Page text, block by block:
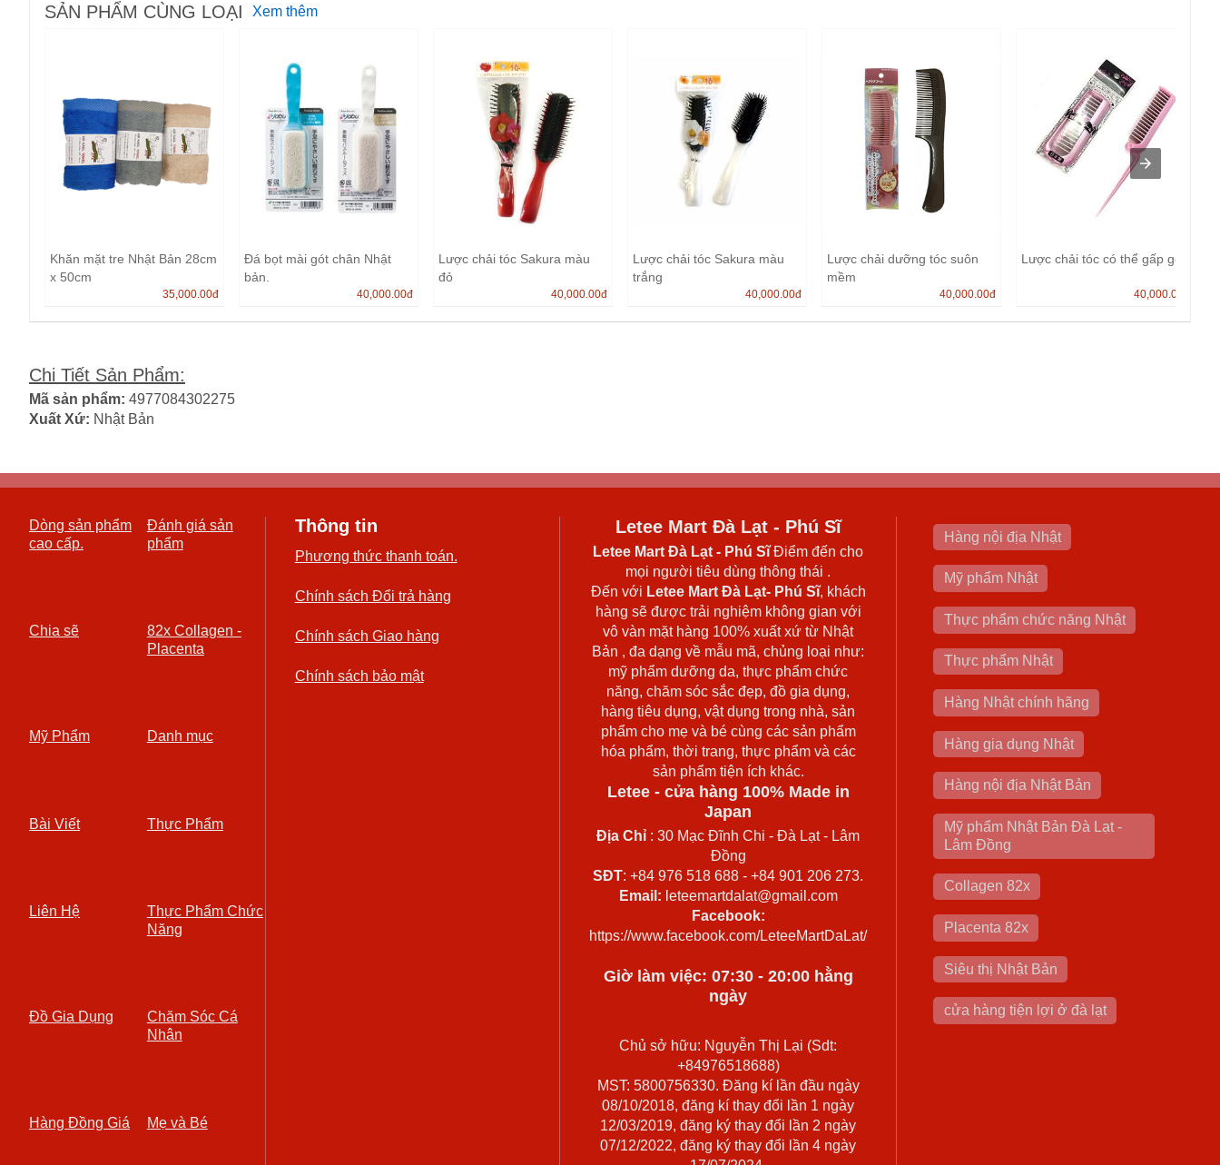
SẢN PHẨM CÙNG LOẠI Xem thêm
Khăn mặt tre Nhật Bản 28cm
x 50cm
35,000.00đ
Đá bọt mài gót chân Nhật
bản.
40,000.00đ
Lược chải tóc Sakura màu
đỏ
40,000.00đ
Lược chải tóc Sakura màu
trắng
40,000.00đ
Lược chải dưỡng tóc suôn
mềm
40,000.00đ
Lược chải tóc có thể gấp gọn
40,000.00
Chi Tiết Sản Phẩm:
Mã sản phẩm: 4977084302275
Xuất Xứ: Nhật Bản
Dòng sản phẩm
cao cấp.
Đánh giá sản
phẩm
Chia sẽ
82x Collagen -
Placenta
Mỹ Phẩm Danh mục
Bài Viết Thực Phẩm
Liên Hệ
Thực Phẩm Chức
Năng
Đồ Gia Dụng
Chăm Sóc Cá
Nhân
Hàng Đồng Giá Mẹ và Bé
Thông tin
Phương thức thanh toán.
Chính sách Đổi trả hàng
Chính sách Giao hàng
Chính sách bảo mật
Letee Mart Đà Lạt - Phú Sĩ
Letee Mart Đà Lạt - Phú SĩĐiểm đến cho
mọi người tiêu dùng thông thái .
Đến với Letee Mart Đà Lạt- Phú Sĩ, khách
hàng sẽ được trải nghiệm không gian với
vô vàn mặt hàng 100% xuất xứ từ Nhật
Bản , đa dạng về mẫu mã, chủng loại như:
mỹ phẩm dưỡng da, thực phẩm chức
năng, chăm sóc sắc đẹp, đồ gia dụng,
hàng tiêu dụng, vật dụng trong nhà, sản
phẩm cho mẹ và bé cùng các sản phẩm
hóa phẩm, thời trang, thực phẩm và các
sản phẩm tiện ích khác.
Letee - cửa hàng 100% Made in
Japan
Địa Chỉ : 30 Mạc Đĩnh Chi - Đà Lạt - Lâm
Đồng
SĐT: +84 976 518 688 - +84 901 206 273.
Email: leteemartdalat@gmail.com
Facebook:
https://www.facebook.com/LeteeMartDaLat/
Giờ làm việc: 07:30 - 20:00 hằng
ngày
Chủ sở hữu: Nguyễn Thị Lại (Sdt:
+84976518688)
MST: 5800756330. Đăng kí lần đầu ngày
08/10/2018, đăng kí thay đổi lần 1 ngày
12/03/2019, đăng ký thay đổi lần 2 ngày
07/12/2022, đăng ký thay đổi lần 4 ngày
Hàng nội địa Nhật
Mỹ phẩm Nhật
Thực phẩm chức năng Nhật
Thực phẩm Nhật
Hàng Nhật chính hãng
Hàng gia dụng Nhật
Hàng nội địa Nhật Bản
Mỹ phẩm Nhật Bản Đà Lạt -
Lâm Đồng
Collagen 82x
Placenta 82x
Siêu thị Nhật Bản
cửa hàng tiện lợi ở đà lạt